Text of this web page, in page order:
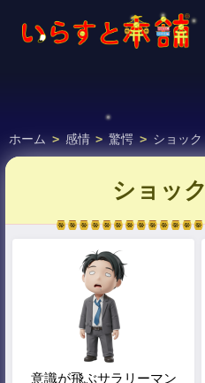
ホーム > 感情 > 驚愕 > ショック
ショック
意識が飛ぶサラリーマン